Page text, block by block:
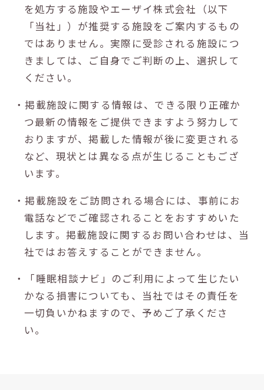
を処方する施設やエーザイ株式会社（以下
「当社」）が推奨する施設をご案内するもの
ではありません。実際に受診される施設につ
きましては、ご自身でご判断の上、選択して
ください。
・掲載施設に関する情報は、できる限り正確か
つ最新の情報をご提供できますよう努力して
おりますが、掲載した情報が後に変更される
など、現状とは異なる点が生じることもござ
います。
・掲載施設をご訪問される場合には、事前にお
電話などでご確認されることをおすすめいた
します。掲載施設に関するお問い合わせは、当
社ではお答えすることができません。
・「睡眠相談ナビ」のご利用によって生じたい
かなる損害についても、当社ではその責任を
一切負いかねますので、予めご了承くださ
い。